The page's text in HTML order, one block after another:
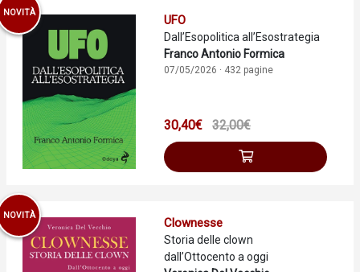
NOVITÀ
UFO
Dall’Esopolitica all’Esostrategia
Franco Antonio Formica
07/05/2026 · 432 pagine
30,40€ 32,00€
NOVITÀ
Clownesse
Storia delle clown
dall’Ottocento a oggi